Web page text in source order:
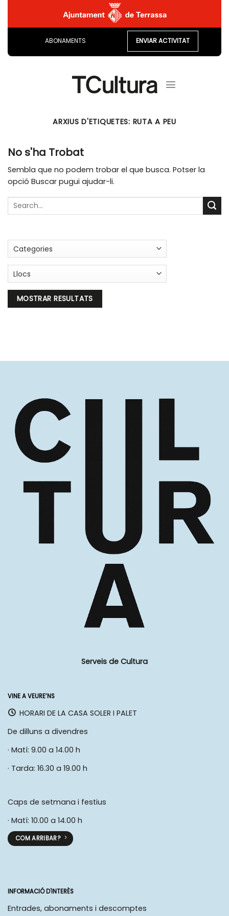
content
ABONAMENTS ENVIAR ACTIVITAT
ARXIUS D'ETIQUETES: RUTA A PEU
No s'ha Trobat
Sembla que no podem trobar el que busca. Potser la
opció Buscar pugui ajudar-li.
Serveis de Cultura
VINE A VEURE’NS
HORARI DE LA CASA SOLER I PALET
De dilluns a divendres
· Matí: 9.00 a 14.00 h
· Tarda: 16.30 a 19.00 h
Caps de setmana i festius
· Matí: 10.00 a 14.00 h
COM ARRIBAR?
INFORMACIÓ D'INTERÈS
Entrades, abonaments i descomptes